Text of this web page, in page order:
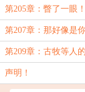
第205章：瞥了一眼！
第207章：那好像是
第209章：古牧等人
声明！